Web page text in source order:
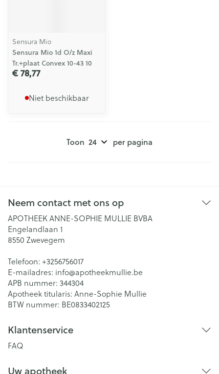
Sensura Mio
Sensura Mio 1d O/z Maxi
Tr.+plaat Convex 10-43 10
€ 78,77
Niet beschikbaar
Toon per pagina
Neem contact met ons op
APOTHEEK ANNE-SOPHIE MULLIE BVBA
Engelandlaan 1
8550 Zwevegem
Telefoon: +3256756017
E-mailadres: info@apotheekmullie.be
APB nummer: 344304
Apotheek titularis: Anne-Sophie Mullie
BTW nummer: BE0833402125
Klantenservice
FAQ
Uw apotheek